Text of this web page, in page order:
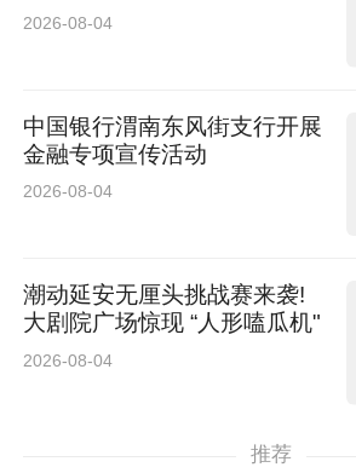
2026-08-04
中国银行渭南东风街支行开展
金融专项宣传活动
2026-08-04
潮动延安无厘头挑战赛来袭!
大剧院广场惊现 “人形嗑瓜机"
2026-08-04
推荐